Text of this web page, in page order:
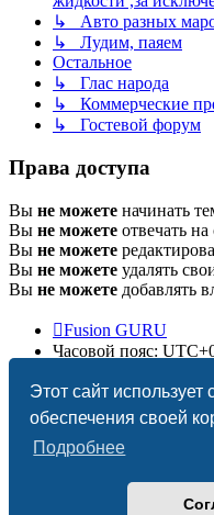
Этот сайт использует
обеспечения своей
Подробнее
↳ Авто разных
↳ Лудим, паяем
Остальное
↳ Глас народа
↳ Коммерческие
↳ Гостевой форум
Права доступа
Вы не можете начинать
Вы не можете отвечать
Вы не можете
Вы не можете удалять
Вы не можете добавлять
Fusion GURU
Часовой пояс:
Создано на основеphpBB